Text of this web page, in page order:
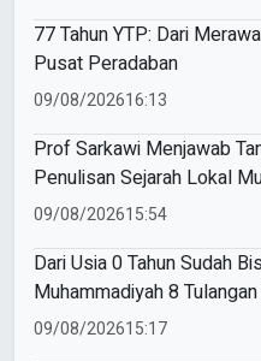
77 Tahun YTP: Dari
Pusat Peradaban
09/08/202616:13
Prof Sarkawi Menjawab
Penulisan Sejarah Lokal
09/08/202615:54
Dari Usia 0 Tahun Sudah
Muhammadiyah 8
SPMB
09/08/202615:17